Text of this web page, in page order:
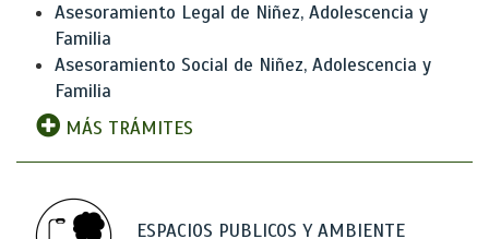
Asesoramiento Legal de Niñez, Adolescencia y
Familia
Asesoramiento Social de Niñez, Adolescencia y
Familia
MÁS TRÁMITES
ESPACIOS PUBLICOS Y AMBIENTE